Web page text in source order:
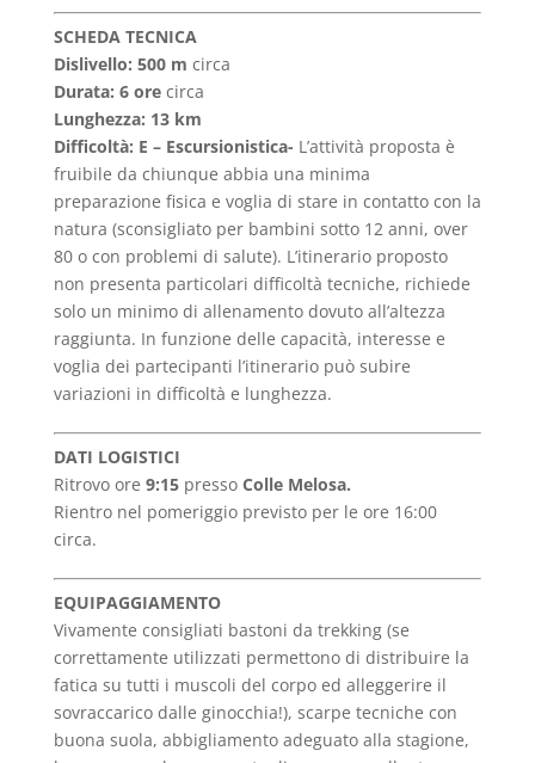
SCHEDA TECNICA
Dislivello: 500 m circa
Durata: 6 orecirca
Lunghezza: 13 km
Difficoltà: E – Escursionistica- L’attività proposta è
fruibile da chiunque abbia una minima
preparazione fisica e voglia di stare in contatto con la
natura (sconsigliato per bambini sotto 12 anni, over
80 o con problemi di salute). L’itinerario proposto
non presenta particolari difficoltà tecniche, richiede
solo un minimo di allenamento dovuto all’altezza
raggiunta. In funzione delle capacità, interesse e
voglia dei partecipanti l’itinerario può subire
variazioni in difficoltà e lunghezza.
DATI LOGISTICI
Ritrovo ore 9:15presso Colle Melosa.
Rientro nel pomeriggio previsto per le ore 16:00
circa.
EQUIPAGGIAMENTO
Vivamente consigliati bastoni da trekking (se
correttamente utilizzati permettono di distribuire la
fatica su tutti i muscoli del corpo ed alleggerire il
sovraccarico dalle ginocchia!), scarpe tecniche con
buona suola, abbigliamento adeguato alla stagione,